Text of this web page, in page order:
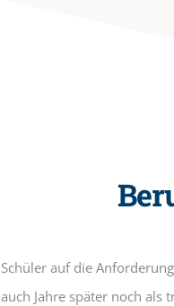
Schüler auf die
auch Jahre später noch als